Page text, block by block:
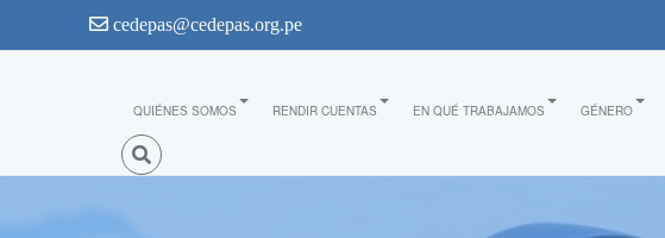
cedepas@cedepas.org.pe
QUIÉNES SOMOS RENDIR CUENTAS EN QUÉ TRABAJAMOS GÉNERO